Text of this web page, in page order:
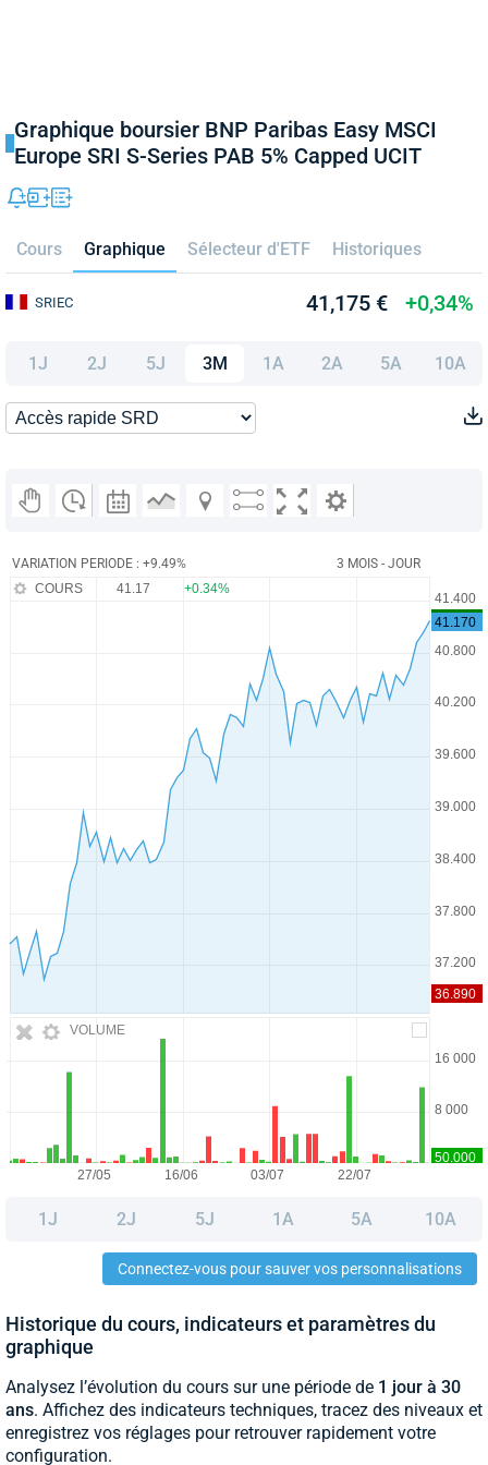
Graphique boursier BNP Paribas Easy MSCI
Europe SRI S-Series PAB 5% Capped UCIT
Cours Graphique Sélecteur d'ETF Historiques
SRIEC 41,175 € +0,34%
1J 2J 5J 3M 1A 2A 5A 10A
VARIATION PERIODE : +9.49% 3 MOIS - JOUR
VOLUME
COURS 41.17 +0.34%
1J 2J 5J 1A 5A 10A
Connectez-vous pour sauver vos personnalisations
Historique du cours, indicateurs et paramètres du
graphique
Analysez l’évolution du cours sur une période de 1 jour à 30
ans. Affichez des indicateurs techniques, tracez des niveaux et
enregistrez vos réglages pour retrouver rapidement votre
configuration.